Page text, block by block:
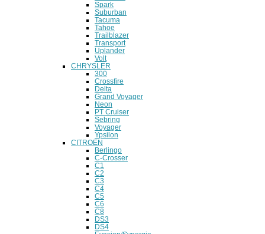
Spark
Suburban
Tacuma
Tahoe
Trailblazer
Transport
Uplander
Volt
CHRYSLER
300
Crossfire
Delta
Grand Voyager
Neon
PT Cruiser
Sebring
Voyager
Ypsilon
CITROEN
Berlingo
C-Crosser
C1
C2
C3
C4
C5
C6
C8
DS3
DS4